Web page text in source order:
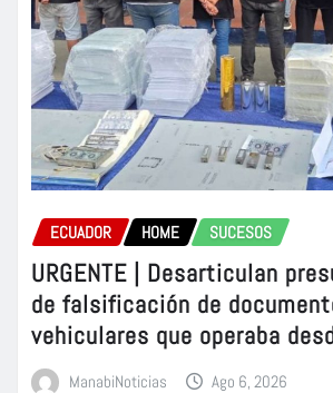
ECUADOR HOME SUCESOS
URGENTE | Desarticulan
de falsificación de
vehiculares que operaba
ManabiNoticias Ago 6, 2026